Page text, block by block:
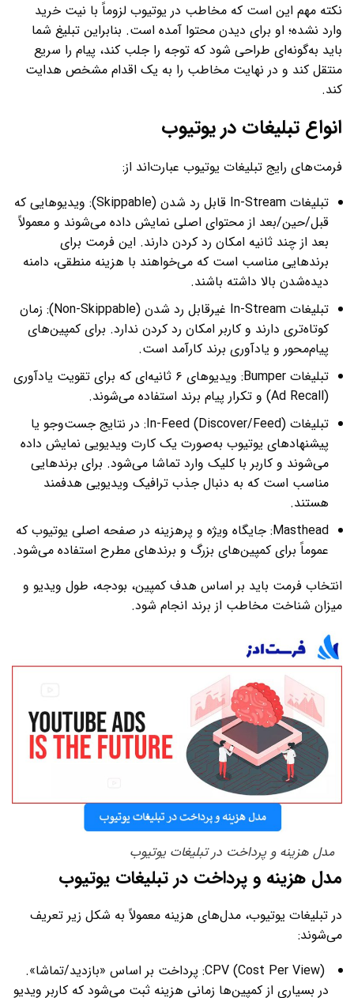
نکته مهم این است که مخاطب در یوتیوب لزوماً با نیت خرید
وارد نشده؛ او برای دیدن محتوا آمده است. بنابراین تبلیغ شما
باید به‌گونه‌ای طراحی شود که توجه را جلب کند، پیام را سریع
منتقل کند و در نهایت مخاطب را به یک اقدام مشخص هدایت
کند.
انواع تبلیغات در یوتیوب
فرمت‌های رایج تبلیغات یوتیوب عبارت‌اند از:
تبلیغات In-Stream قابل رد شدن (Skippable): ویدیوهایی که
قبل/حین/بعد از محتوای اصلی نمایش داده می‌شوند و معمولاً
بعد از چند ثانیه امکان رد کردن دارند. این فرمت برای
برندهایی مناسب است که می‌خواهند با هزینه منطقی، دامنه
دیده‌شدن بالا داشته باشند.
تبلیغات In-Stream غیرقابل رد شدن (Non-Skippable): زمان
کوتاه‌تری دارند و کاربر امکان رد کردن ندارد. برای کمپین‌های
پیام‌محور و یادآوری برند کارآمد است.
تبلیغات Bumper: ویدیوهای ۶ ثانیه‌ای که برای تقویت یادآوری
(Ad Recall) و تکرار پیام برند استفاده می‌شوند.
تبلیغات In-Feed (Discover/Feed): در نتایج جست‌وجو یا
پیشنهادهای یوتیوب به‌صورت یک کارت ویدیویی نمایش داده
می‌شوند و کاربر با کلیک وارد تماشا می‌شود. برای برندهایی
مناسب است که به دنبال جذب ترافیک ویدیویی هدفمند
هستند.
Masthead: جایگاه ویژه و پرهزینه در صفحه اصلی یوتیوب که
عموماً برای کمپین‌های بزرگ و برندهای مطرح استفاده می‌شود.
انتخاب فرمت باید بر اساس هدف کمپین، بودجه، طول ویدیو و
میزان شناخت مخاطب از برند انجام شود.
مدل هزینه و پرداخت در تبلیغات یوتیوب
مدل هزینه و پرداخت در تبلیغات یوتیوب
در تبلیغات یوتیوب، مدل‌های هزینه معمولاً به شکل زیر تعریف
می‌شوند:
(Cost Per View) CPV: پرداخت بر اساس «بازدید/تماشا».
در بسیاری از کمپین‌ها زمانی هزینه ثبت می‌شود که کاربر ویدیو